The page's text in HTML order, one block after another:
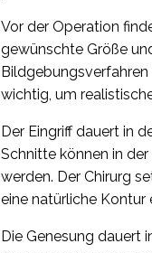
Vor der Operation
gewünschte Größe
wichtig, um
Der Eingriff dauert in
Schnitte können in
werden. Der Chirurg
eine natürliche Kontur
Die Genesung dauert